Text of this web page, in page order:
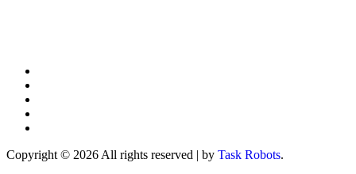
Copyright © 2026 All rights reserved | by Task Robots.